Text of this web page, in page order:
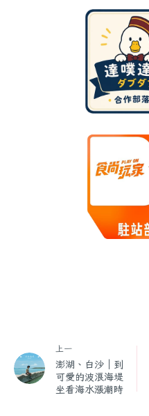
上一
澎湖、白沙｜到
可愛的波浪海堤
坐看海水漲潮時